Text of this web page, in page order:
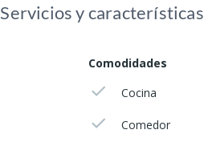
Servicios y características
Comodidades
Cocina
Comedor